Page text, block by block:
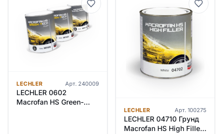
LECHLER Арт. 240009
LECHLER 0602
Macrofan HS Green-
LECHLER Арт. 100275
LECHLER 04710 Грунд
Macrofan HS High Filler